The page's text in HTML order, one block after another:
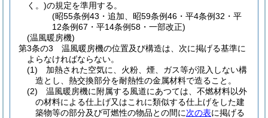
く。)の規定を準用する。
(昭55条例43・追加、昭59条例46・平4条例32・平
12条例67・平14条例58・一部改正)
(温風暖房機)
第3条の3
温風暖房機の位置及び構造は、次に掲げる基準に
よらなければならない。
(1)
加熱された空気に、火粉、煙、ガス等が混入しない構
造とし、熱交換部分を耐熱性の金属材料で造ること。
(2)
温風暖房機に附属する風道にあつては、不燃材料以外
の材料による仕上げ又はこれに類似する仕上げをした建
築物等の部分及び可燃性の物品との間に次の表に掲げる